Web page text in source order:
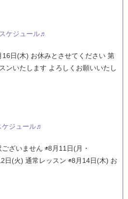
ケジュール♬
日(木) お休みとさせてください 第
ンいたします よろしくお願いいたし
ケジュール♬
ざいません ◉8月11日(月・
日(火) 通常レッスン ◉8月14日(木) お